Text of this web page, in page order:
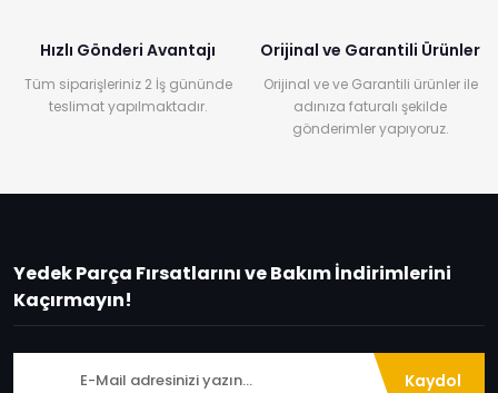
Hızlı Gönderi Avantajı
Tüm siparişleriniz 2 İş gününde
teslimat yapılmaktadır.
Orijinal ve Garantili Ürünler
Orijinal ve ve Garantili ürünler ile
adınıza faturalı şekilde
gönderimler yapıyoruz.
Yedek Parça Fırsatlarını ve Bakım İndirimlerini
Kaçırmayın!
Kaydol